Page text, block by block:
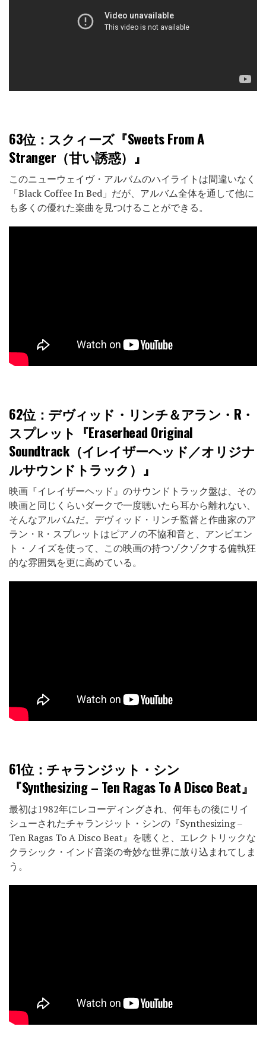
63位 ：スクィーズ『Sweets From A
Stranger（甘い誘惑）』
このニューウェイヴ・アルバムのハイライトは間違いなく
「Black Coffee In Bed」だが、アルバム全体を通して他に
も多くの優れた楽曲を見つけることができる。
62位 ：デヴィッド・リンチ＆アラン・R・
スプレット『Eraserhead Original
Soundtrack（イレイザーヘッド／オリジナ
ルサウンドトラック）』
映画『イレイザーヘッド』のサウンドトラック盤は、その
映画と同じくらいダークで一度聴いたら耳から離れない、
そんなアルバムだ。デヴィッド・リンチ監督と作曲家のア
ラン・R・スプレットはピアノの不協和音と、アンビエン
ト・ノイズを使って、この映画の持つゾクゾクする偏執狂
的な雰囲気を更に高めている。
61位 ：チャランジット・シン
『Synthesizing – Ten Ragas To A Disco Beat』
最初は1982年にレコーディングされ、何年もの後にリイ
シューされたチャランジット・シンの『Synthesizing –
Ten Ragas To A Disco Beat』を聴くと、エレクトリックな
クラシック・インド音楽の奇妙な世界に放り込まれてしま
う。